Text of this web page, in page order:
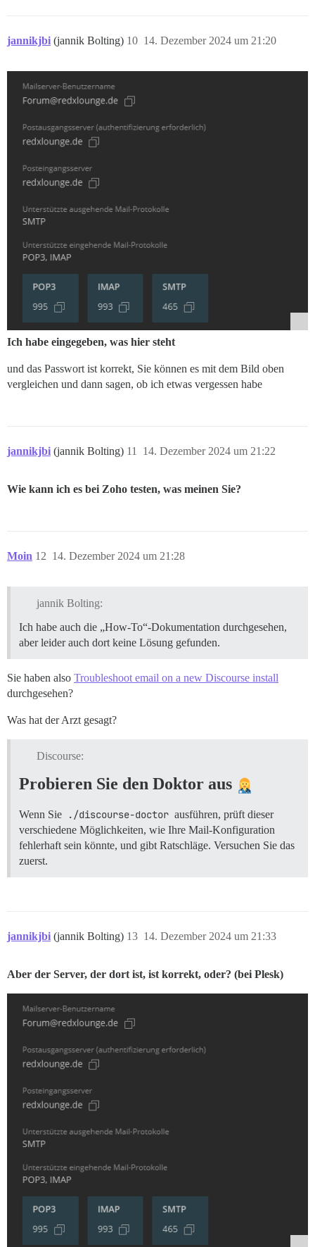
jannikjbi (jannik Bolting) 14. Dezember 2024 um 21:20
10
Ich habe eingegeben, was hier steht
und das Passwort ist korrekt, Sie können es mit dem Bild oben
vergleichen und dann sagen, ob ich etwas vergessen habe
jannikjbi (jannik Bolting) 14. Dezember 2024 um 21:22
11
Wie kann ich es bei Zoho testen, was meinen Sie?
Moin 14. Dezember 2024 um 21:28
12
jannik Bolting:
Ich habe auch die „How-To“-Dokumentation durchgesehen,
aber leider auch dort keine Lösung gefunden.
Sie haben also Troubleshoot email on a new Discourse install
durchgesehen?
Was hat der Arzt gesagt?
Discourse:
Probieren Sie den Doktor aus
Wenn Sie ./discourse-doctor ausführen, prüft dieser
verschiedene Möglichkeiten, wie Ihre Mail-Konfiguration
fehlerhaft sein könnte, und gibt Ratschläge. Versuchen Sie das
zuerst.
jannikjbi (jannik Bolting) 14. Dezember 2024 um 21:33
13
Aber der Server, der dort ist, ist korrekt, oder? (bei Plesk)